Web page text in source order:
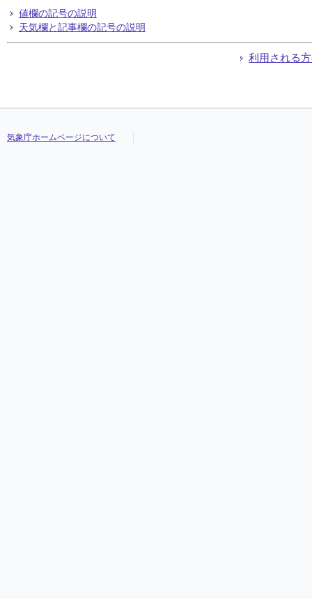
値欄の記号の説明
天気欄と記事欄の記号の説明
利用される
気象庁ホームページについて